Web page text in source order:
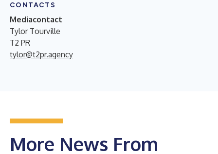
CONTACTS
Mediacontact
Tylor Tourville
T2 PR
tylor@t2pr.agency
More News From